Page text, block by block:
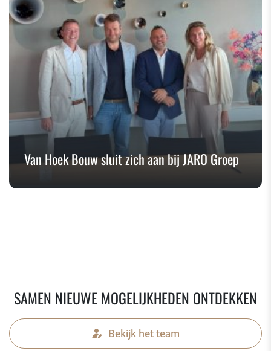
Van Hoek Bouw sluit zich aan bij JARO Groep
SAMEN NIEUWE MOGELIJKHEDEN ONTDEKKEN
Bekijk het team